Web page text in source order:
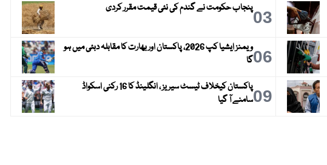
03پنجاب حکومت نے گندم کی نئی قیمت مقرر کردی
06
ویمنز ایشیا کپ 2026، پاکستان اور بھارت کا مقابلہ دبئی میں ہو
گا
09
پاکستان کیخلاف ٹیسٹ سیریز ، انگلینڈ کا 16 رکنی اسکواڈ
سامنے آ گیا